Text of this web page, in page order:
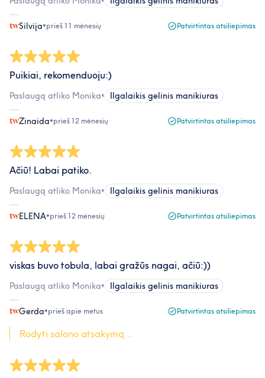
Silvija•prieš 11 mėnesių Patvirtintas atsiliepimas
Puikiai, rekomenduoju:)
Paslaugą atliko Monika• Ilgalaikis gelinis manikiuras
Zinaida•prieš 12 mėnesių Patvirtintas atsiliepimas
Ačiū! Labai patiko.
Paslaugą atliko Monika• Ilgalaikis gelinis manikiuras
ELENA•prieš 12 mėnesių Patvirtintas atsiliepimas
viskas buvo tobula, labai gražūs nagai, ačiū:))
Paslaugą atliko Monika• Ilgalaikis gelinis manikiuras
Gerda•prieš apie metus Patvirtintas atsiliepimas
Rodyti salono atsakymą...